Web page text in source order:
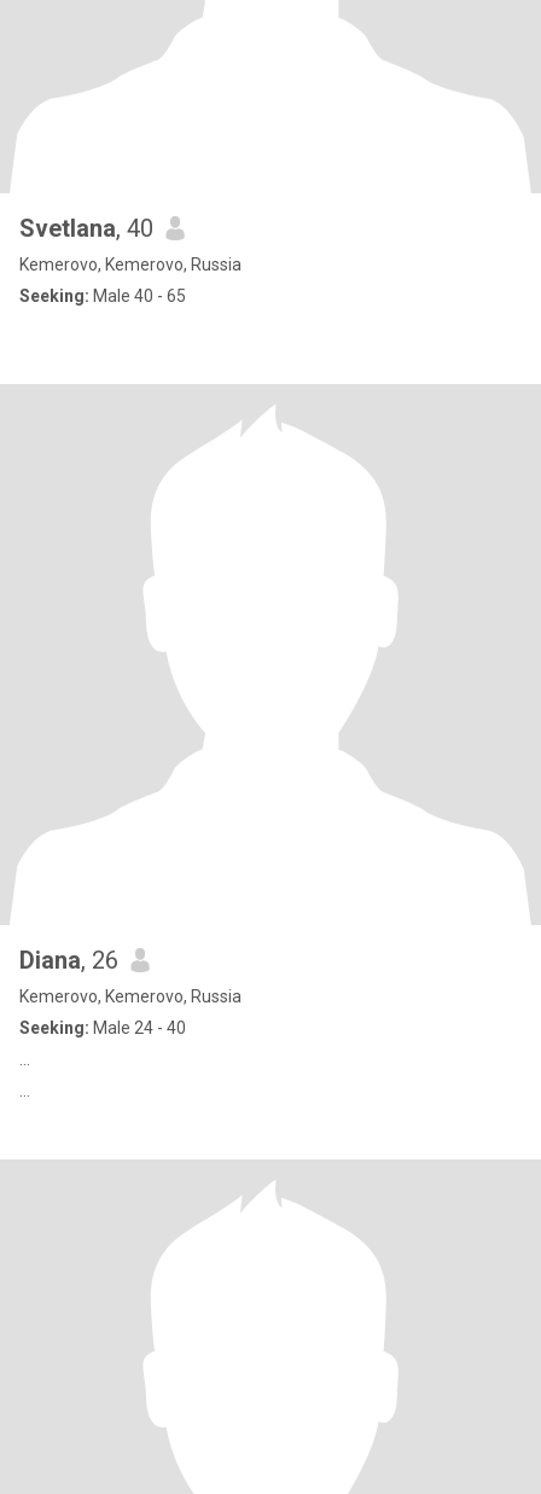
Svetlana, 40
Kemerovo, Kemerovo, Russia
Seeking: Male 40 - 65
Diana, 26
Kemerovo, Kemerovo, Russia
Seeking: Male 24 - 40